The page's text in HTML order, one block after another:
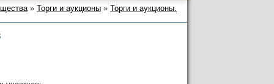
» Торги и аукционы » Торги и аукционы.